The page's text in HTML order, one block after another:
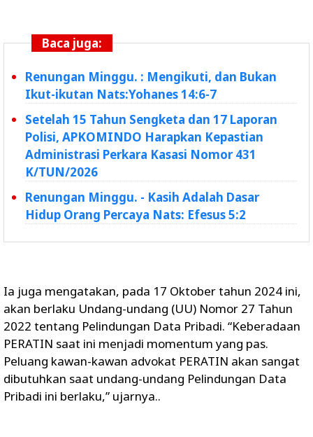
Baca juga:
Renungan Minggu. : Mengikuti, dan Bukan
Ikut-ikutan Nats:Yohanes 14:6-7
Setelah 15 Tahun Sengketa dan 17 Laporan
Polisi, APKOMINDO Harapkan Kepastian
Administrasi Perkara Kasasi Nomor 431
K/TUN/2026
Renungan Minggu. - Kasih Adalah Dasar
Hidup Orang Percaya Nats: Efesus 5:2
Ia juga mengatakan, pada 17 Oktober tahun 2024 ini,
akan berlaku Undang-undang (UU) Nomor 27 Tahun
2022 tentang Pelindungan Data Pribadi. “Keberadaan
PERATIN saat ini menjadi momentum yang pas.
Peluang kawan-kawan advokat PERATIN akan sangat
dibutuhkan saat undang-undang Pelindungan Data
Pribadi ini berlaku,” ujarnya..